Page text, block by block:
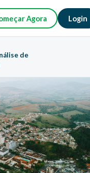
Agora Login
de